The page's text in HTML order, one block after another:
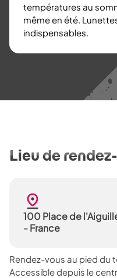
températures au
même en été.
indispensables.
Lieu de
100 Place de
- France
Rendez-vous au pied du
Accessible depuis le